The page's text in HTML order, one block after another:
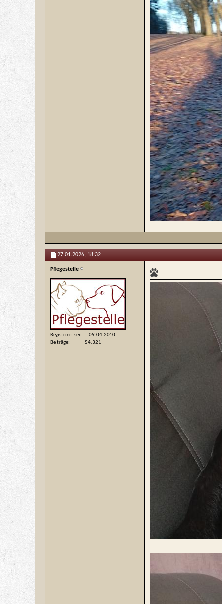
27.01.2026, 18:32
Pflegestelle
Registriert seit
09.04.2010
Beiträge
54.321